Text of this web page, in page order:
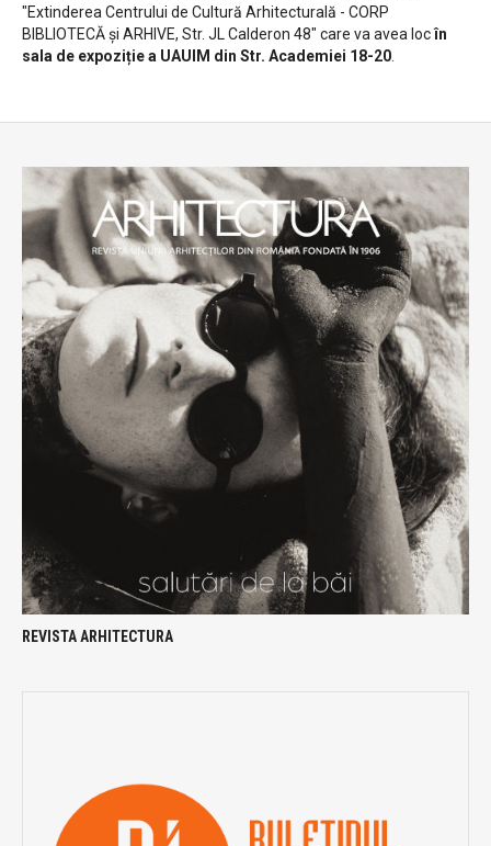
"Extinderea Centrului de Cultură Arhitecturală - CORP
BIBLIOTECĂ și ARHIVE, Str. JL Calderon 48" care va avea locîn
sala de expoziție a UAUIM din Str. Academiei 18-20
REVISTA ARHITECTURA